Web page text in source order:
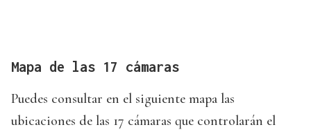
Mapa de las 17 cámaras
Puedes consultar en el siguiente mapa las
ubicaciones de las 17 cámaras que controlarán el